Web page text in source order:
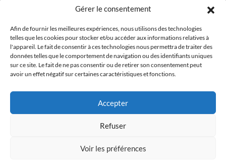
Gérer le consentement
Afin de fournir les meilleures expériences, nous utilisons des technologies
telles que les cookies pour stocker et/ou accéder aux informations relatives à
l'appareil. Le fait de consentir à ces technologies nous permettra de traiter des
données telles que le comportement de navigation ou des identifiants uniques
sur ce site. Le fait de ne pas consentir ou de retirer son consentement peut
avoir un effet négatif sur certaines caractéristiques et fonctions.
Accepter
Refuser
Voir les préférences
Popular Editorials
Popular Free Games
LATEST UPDATES
© 1998 - 2026 MegaGames.com All rights reserved